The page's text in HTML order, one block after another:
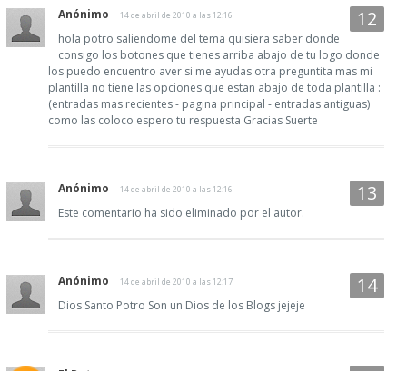
Anónimo 14 de abril de 2010 a las 12:16
hola potro saliendome del tema quisiera saber donde
consigo los botones que tienes arriba abajo de tu logo donde
los puedo encuentro aver si me ayudas otra preguntita mas mi
plantilla no tiene las opciones que estan abajo de toda plantilla :
(entradas mas recientes - pagina principal - entradas antiguas)
como las coloco espero tu respuesta Gracias Suerte
Anónimo 14 de abril de 2010 a las 12:16
Este comentario ha sido eliminado por el autor.
Anónimo 14 de abril de 2010 a las 12:17
Dios Santo Potro Son un Dios de los Blogs jejeje